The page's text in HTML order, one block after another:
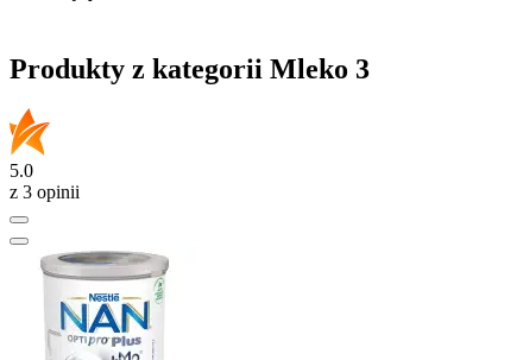
Produkty z kategorii Mleko 3
5.0
z 3 opinii